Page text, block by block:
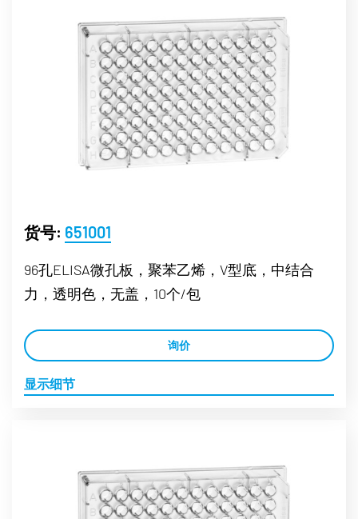
货号: 651001
96孔ELISA微孔板，聚苯乙烯，V型底，中结合
力，透明色，无盖，10个/包
询价
显示细节